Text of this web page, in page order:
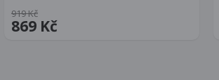
869 Kč
919 Kč